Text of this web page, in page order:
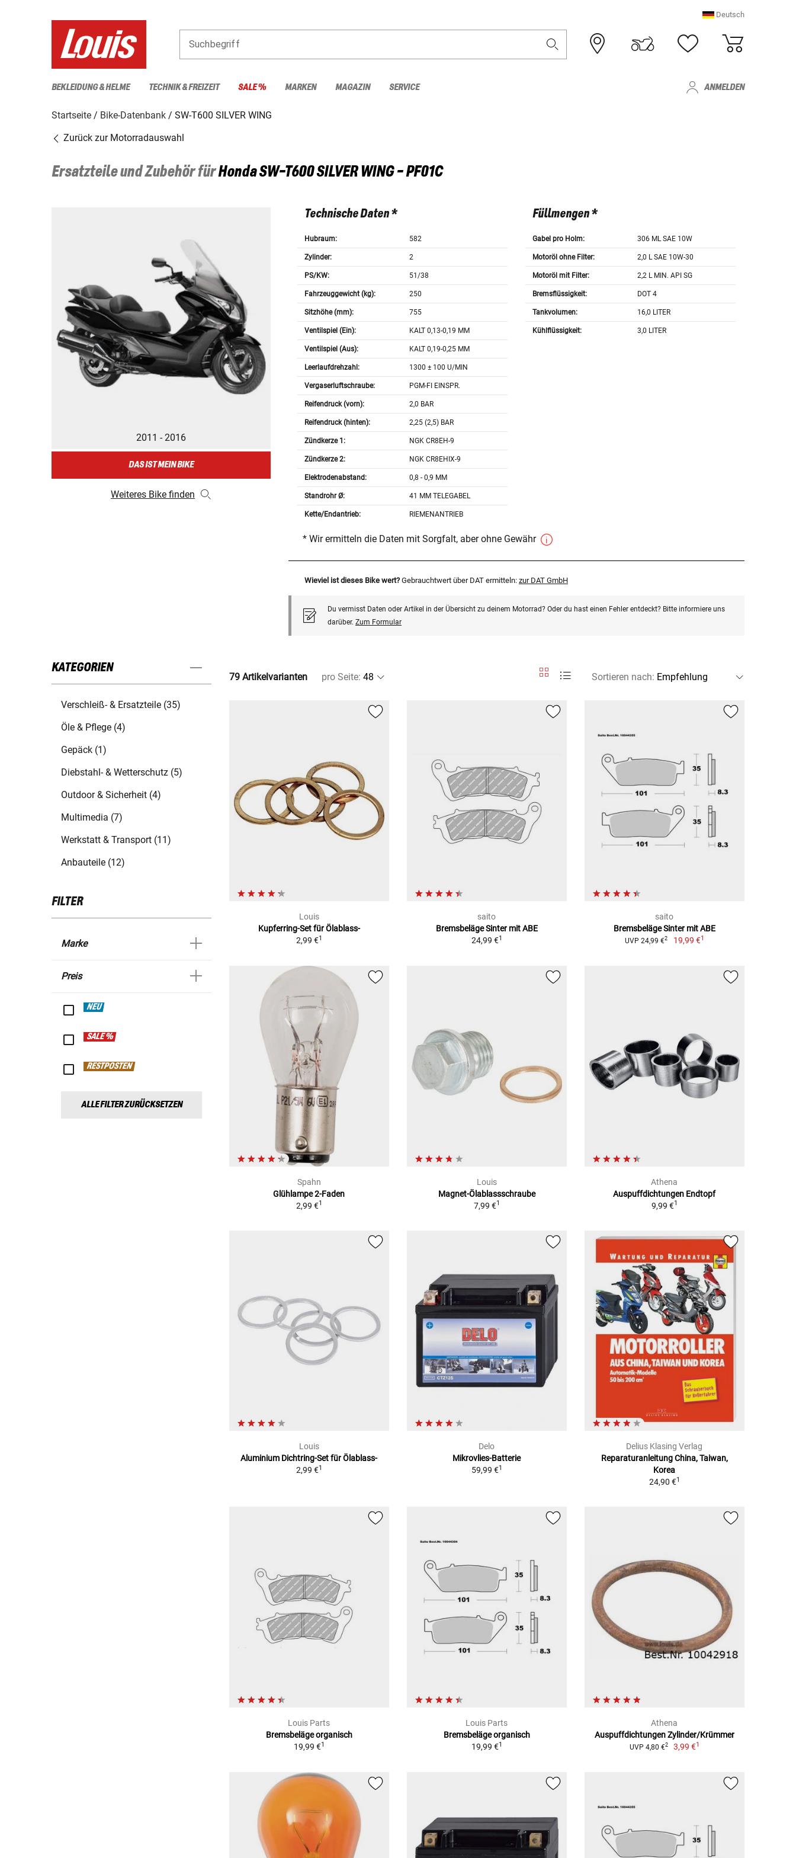
Deutsch
Suchbegriff
BEKLEIDUNG & HELME TECHNIK & FREIZEIT SALE % MARKEN MAGAZIN SERVICE ANMELDEN
Startseite Bike-Datenbank
SW-T600 SILVER WING
Zurück zur Motorradauswahl
Ersatzteile und Zubehör fürHondaSW-T600 SILVER WING - PF01C
2011 - 2016
DAS IST MEIN BIKE
Weiteres Bike finden
Technische Daten *
Hubraum: 582
Zylinder: 2
PS/KW: 51/38
Fahrzeuggewicht (kg): 250
Sitzhöhe (mm): 755
Ventilspiel (Ein): KALT 0,13-0,19 MM
Ventilspiel (Aus): KALT 0,19-0,25 MM
Leerlaufdrehzahl: 1300 ± 100 U/MIN
Vergaserluftschraube: PGM-FI EINSPR.
Reifendruck (vorn): 2,0 BAR
Reifendruck (hinten): 2,25 (2,5) BAR
Zündkerze 1: NGK CR8EH-9
Zündkerze 2: NGK CR8EHIX-9
Elektrodenabstand: 0,8 - 0,9 MM
Standrohr Ø: 41 MM TELEGABEL
Kette/Endantrieb: RIEMENANTRIEB
Füllmengen *
Gabel pro Holm: 306 ML SAE 10W
Motoröl ohne Filter: 2,0 L SAE 10W-30
Motoröl mit Filter: 2,2 L MIN. API SG
Bremsflüssigkeit: DOT 4
Tankvolumen: 16,0 LITER
Kühlflüssigkeit: 3,0 LITER
* Wir ermitteln die Daten mit Sorgfalt, aber ohne Gewähr
Wieviel ist dieses Bike wert? Gebrauchtwert über DAT ermitteln: zur DAT GmbH
Du vermisst Daten oder Artikel in der Übersicht zu deinem Motorrad? Oder du hast einen Fehler entdeckt? Bitte informiere uns
darüber. Zum Formular
KATEGORIEN
Verschleiß- & Ersatzteile (35)
Öle & Pflege (4)
Gepäck (1)
Diebstahl- & Wetterschutz (5)
Outdoor & Sicherheit (4)
Multimedia (7)
Werkstatt & Transport (11)
Anbauteile (12)
FILTER
Marke
Preis
NEU
SALE %
RESTPOSTEN
ALLE FILTER ZURÜCKSETZEN
79 Artikelvarianten pro Seite: Sortieren nach:
Louis
Kupferring-Set für Ölablass-
2,99 €1
saito
Bremsbeläge Sinter mit ABE
24,99 €1
saito
Bremsbeläge Sinter mit ABE
UVP 24,99 €2 19,99 €1
Spahn
Glühlampe 2-Faden
2,99 €1
Louis
Magnet-Ölablassschraube
7,99 €1
Athena
Auspuffdichtungen Endtopf
9,99 €1
Louis
Aluminium Dichtring-Set für Ölablass-
2,99 €1
Delo
Mikrovlies-Batterie
59,99 €1
Delius Klasing Verlag
Reparaturanleitung China, Taiwan,
Korea
24,90 €1
Louis Parts
Bremsbeläge organisch
19,99 €1
Louis Parts
Bremsbeläge organisch
19,99 €1
Athena
Auspuffdichtungen Zylinder/Krümmer
UVP 4,80 €2 3,99 €1